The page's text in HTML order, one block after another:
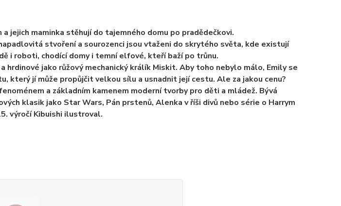
jejich maminka stěhují do tajemného domu po pradědečkovi.
stvoření a sourozenci jsou vtaženi do skrytého světa, kde existují
i roboti, chodící domy i temní elfové, kteří baží po trůnu.
hrdinové jako růžový mechanický králík Miskit. Aby toho nebylo málo, Emily se
který jí může propůjčit velkou sílu a usnadnit její cestu. Ale za jakou cenu?
a základním kamenem moderní tvorby pro děti a mládež. Bývá
klasik jako Star Wars, Pán prstenů, Alenka v říši divů nebo série o Harrym
výročí Kibuishi ilustroval.